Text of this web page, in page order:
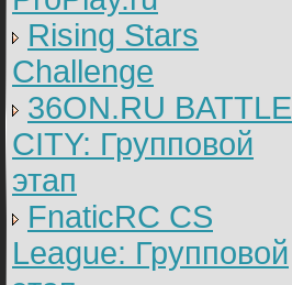
Rising Stars
Challenge
36ON.RU BATTLE
CITY: Групповой
этап
FnaticRC CS
League: Групповой